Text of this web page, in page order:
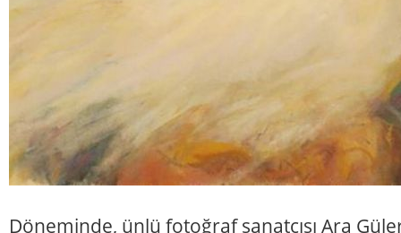
Döneminde, ünlü fotoğraf sanatçısı Ara